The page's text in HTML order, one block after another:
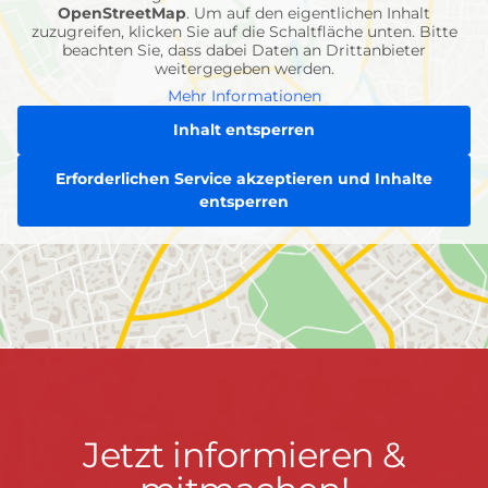
OpenStreetMap. Um auf den eigentlichen Inhalt
zuzugreifen, klicken Sie auf die Schaltfläche unten. Bitte
beachten Sie, dass dabei Daten an Drittanbieter
weitergegeben werden.
Mehr Informationen
Inhalt entsperren
Erforderlichen Service akzeptieren und Inhalte
entsperren
JetztJetzt informieren &